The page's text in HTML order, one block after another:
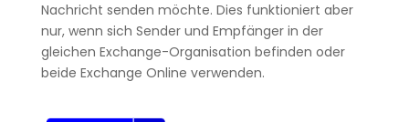
Nachricht senden möchte. Dies funktioniert aber
nur, wenn sich Sender und Empfänger in der
gleichen Exchange-Organisation befinden oder
beide Exchange Online verwenden.